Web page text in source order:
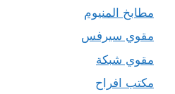
مطابخ المنيوم
مقوي سيرفس
مقوي شبكة
مكتب افراح